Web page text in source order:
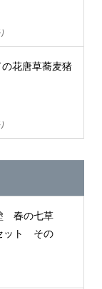
花唐草蕎麦猪
春の七草
ット その